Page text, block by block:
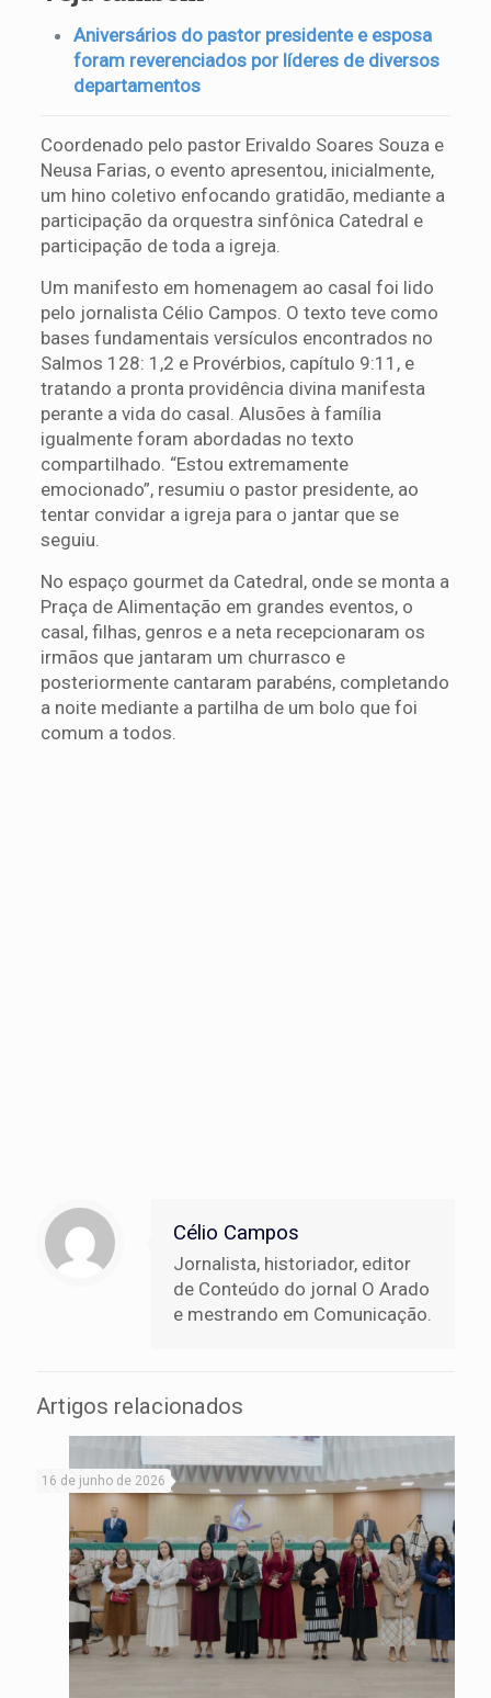
Aniversários do pastor presidente e esposa
foram reverenciados por líderes de diversos
departamentos
Coordenado pelo pastor Erivaldo Soares Souza e
Neusa Farias, o evento apresentou, inicialmente,
um hino coletivo enfocando gratidão, mediante a
participação da orquestra sinfônica Catedral e
participação de toda a igreja.
Um manifesto em homenagem ao casal foi lido
pelo jornalista Célio Campos. O texto teve como
bases fundamentais versículos encontrados no
Salmos 128: 1,2 e Provérbios, capítulo 9:11, e
tratando a pronta providência divina manifesta
perante a vida do casal. Alusões à família
igualmente foram abordadas no texto
compartilhado. “Estou extremamente
emocionado”, resumiu o pastor presidente, ao
tentar convidar a igreja para o jantar que se
seguiu.
No espaço gourmet da Catedral, onde se monta a
Praça de Alimentação em grandes eventos, o
casal, filhas, genros e a neta recepcionaram os
irmãos que jantaram um churrasco e
posteriormente cantaram parabéns, completando
a noite mediante a partilha de um bolo que foi
comum a todos.
Célio Campos
Jornalista, historiador, editor
de Conteúdo do jornal O Arado
e mestrando em Comunicação.
Artigos relacionados
16 de junho de 2026